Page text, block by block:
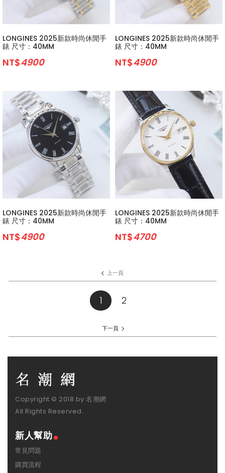
LONGINES 2025新款時尚休閒手
錶 尺寸：40MM
NT$4900
LONGINES 2025新款時尚休閒手
錶 尺寸：40MM
NT$4900
LONGINES 2025新款時尚休閒手
錶 尺寸：40MM
NT$4900
LONGINES 2025新款時尚休閒手
錶 尺寸：40MM
NT$4700
上一頁
1 (current)
2
下一頁
Copyright © 2018 by 名潮網
All Rights Reserved.
新人幫助
常見問題
購買流程